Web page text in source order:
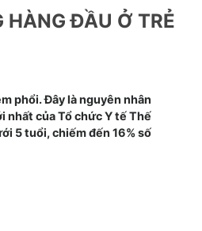
HÀNG ĐẦU Ở TRẺ
phổi. Đây là nguyên nhân
nhất của Tổ chức Y tế Thế
5 tuổi, chiếm đến 16% số